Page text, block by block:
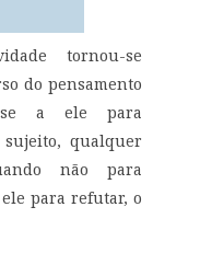
tornou-se
do pensamento
se a ele para
qualquer
não para
para refutar, o